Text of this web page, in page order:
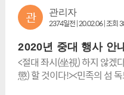
관 관리자
2374일전 | 20.02.06 | 조회
2020년 중대 행사 안
<절대 좌시(坐視) 하지 않겠
懲) 할 것이다!><민족의 섬